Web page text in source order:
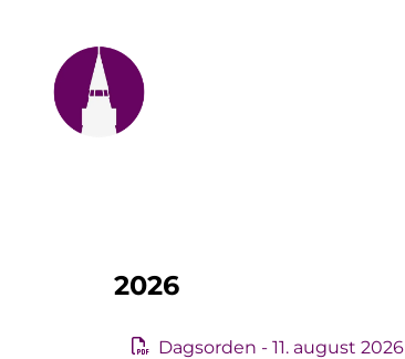
2026
Dagsorden - 11. august 2026